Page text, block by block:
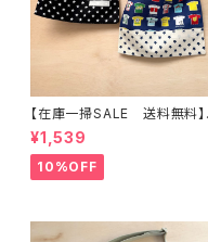
【在庫一掃SALE 送料無料】
枚セット】巾着袋(中
【Tシャツ柄】★KC. 男の子 星｜
通園通学用のかわいい巾着袋
入園オーダーHoshizora☆ほ
¥1,539
10%OFF